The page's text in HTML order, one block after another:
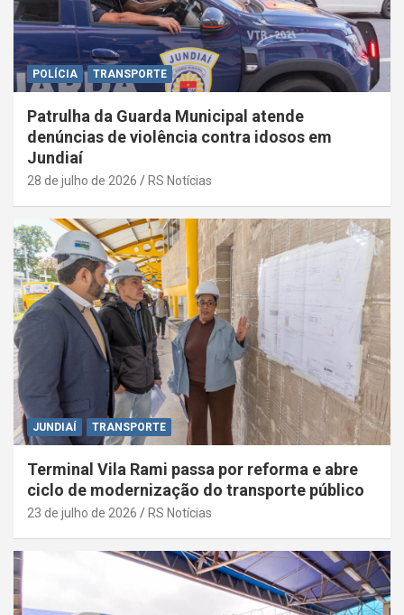
POLÍCIA TRANSPORTE
Patrulha da Guarda Municipal atende
denúncias de violência contra idosos em
Jundiaí
28 de julho de 2026 RS Notícias
JUNDIAÍ TRANSPORTE
Terminal Vila Rami passa por reforma e abre
ciclo de modernização do transporte público
23 de julho de 2026 RS Notícias